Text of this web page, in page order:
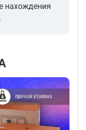
нахождения
.